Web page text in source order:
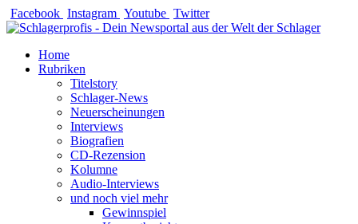
Zum
Inhalt
Facebook Instagram Youtube Twitter
Home
Rubriken
Titelstory
Schlager-News
Neuerscheinungen
Interviews
Biografien
CD-Rezension
Kolumne
Audio-Interviews
und noch viel mehr
Gewinnspiel